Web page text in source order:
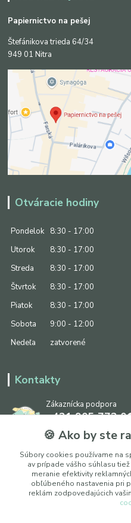
Papiernictvo na pešej
Štefánikova trieda 64/34
949 01 Nitra
Otváracie hodiny
Pondelok
8:30 - 17:00
Utorok
8:30 - 17:00
Streda
8:30 - 17:00
Štvrtok
8:30 - 17:00
Piatok
8:30 - 17:00
Sobota
9:00 - 12:00
Nedeľa
zatvorené
Kontakty
Zákaznícka podpora
+421 905 773
(Po-Pia, 8:30 - 17:00, So:
info@ipapier.sk
🍪 Ako by ste
Súbory cookies používame na
av prípade vášho súhlasu
meranie efektivity
obľúbeného nastavenia pri
reklám zodpovedajúcich